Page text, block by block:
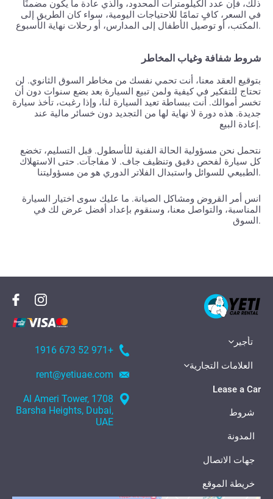
ذلك، فإن عدد الكيلومترات المحدود، والذي عادة ما يكون مضمنًا
في السعر، كافٍ تمامًا للاحتياجات اليومية، سواء كان الطريق إلى
المكتب، أو توصيل الأطفال إلى المدارس، أو رحلات نهاية الأسبوع.
شروط شفافة وغياب المخاطر
بتوقيع العقد معنا، أنت تحمي نفسك من مخاطر السوق الثانوي. لن
تحتاج للتفكير في كيفية ولمن تبيع السيارة بعد بضع سنوات دون أن
تخسر أموالك. أنت ببساطة تعيد السيارة لنا، وإذا رغبت، تأخذ سيارة
جديدة. هذه دورة لا نهاية لها من التجديد دون خسائر مالية عند
إعادة البيع.
نتحمل نحن مسؤولية الحالة الفنية للأسطول. قبل التسليم، تخضع
كل سيارة لفحص دقيق وتنظيف جاف. لا مفاجآت. حتى الاستهلاك
الطبيعي للسوائل واستبدال الفلاتر الدوري هو من مسؤوليتنا.
انس أمر القروض ومشاكل الصيانة. ما عليك سوى اختيار السيارة
المناسبة، والتواصل معنا، وسنقوم بإعداد أفضل عرض لك في
السوق.
تأجير
العلامات التجارية
Lease a Car
شروط
المدونة
جهات الاتصال
خريطة الموقع
+971 52 673 1916
rent@yetiuae.com
1708 Al Ameri Tower,
Barsha Heights, Dubai,
UAE